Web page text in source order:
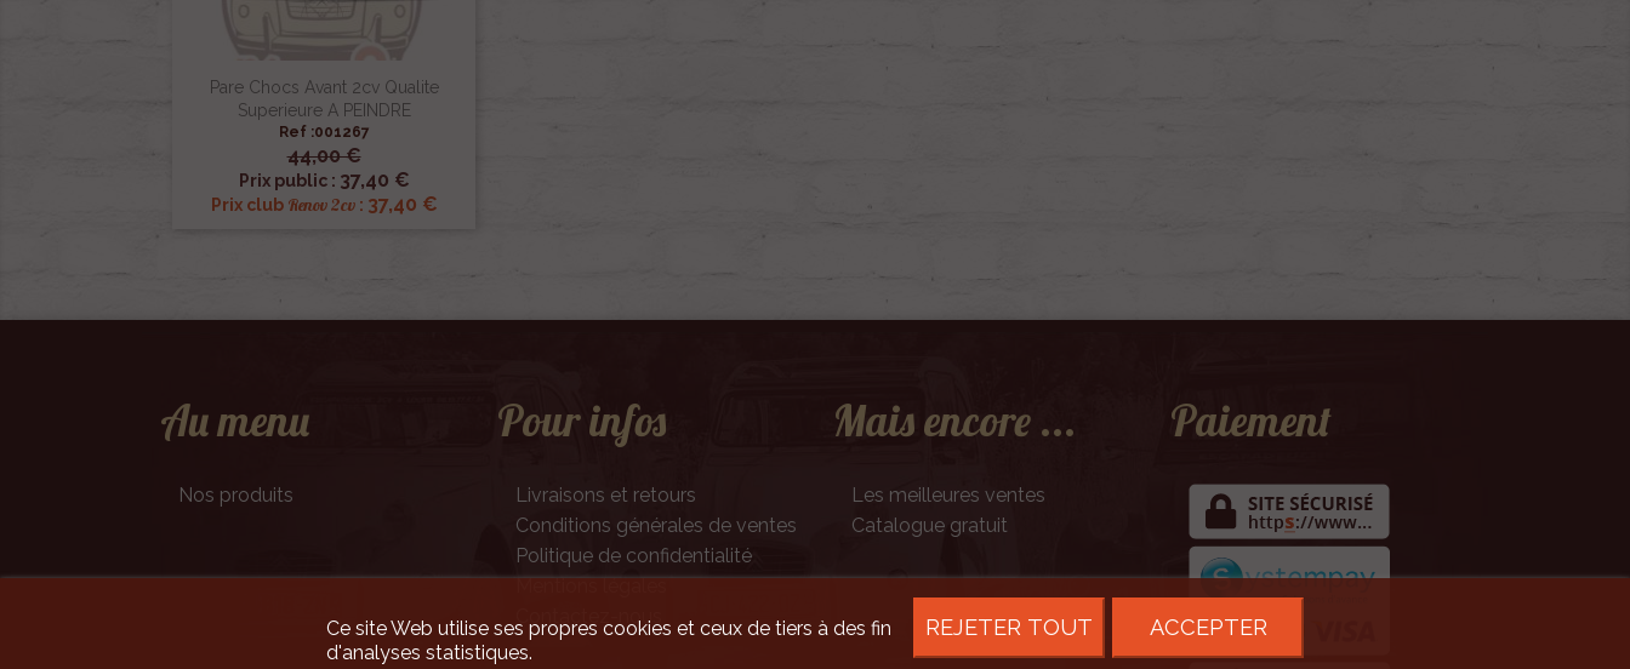
Pare Chocs Avant 2cv Qualite
Superieure A PEINDRE
Ref :001267
44,00 €
Prix public : 37,40 €
Prix club Renov 2cv: 37,40 €
 Aperçu rapide
Au menu
Nos produits
Pour infos
Livraisons et retours
Conditions générales de ventes
Politique de confidentialité
Contactez-nous
Mais encore ...
Les meilleures ventes
Catalogue gratuit
Paiement
Ce site Web utilise ses propres cookies et ceux de tiers à des fin
d'analyses statistiques.
REJETER TOUT ACCEPTER